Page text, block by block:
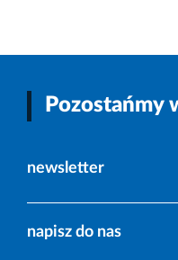
Pozostańmy
newsletter
napisz do nas